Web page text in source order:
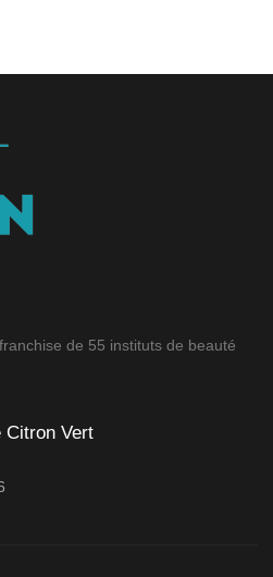
de 55 instituts de beauté
Citron Vert